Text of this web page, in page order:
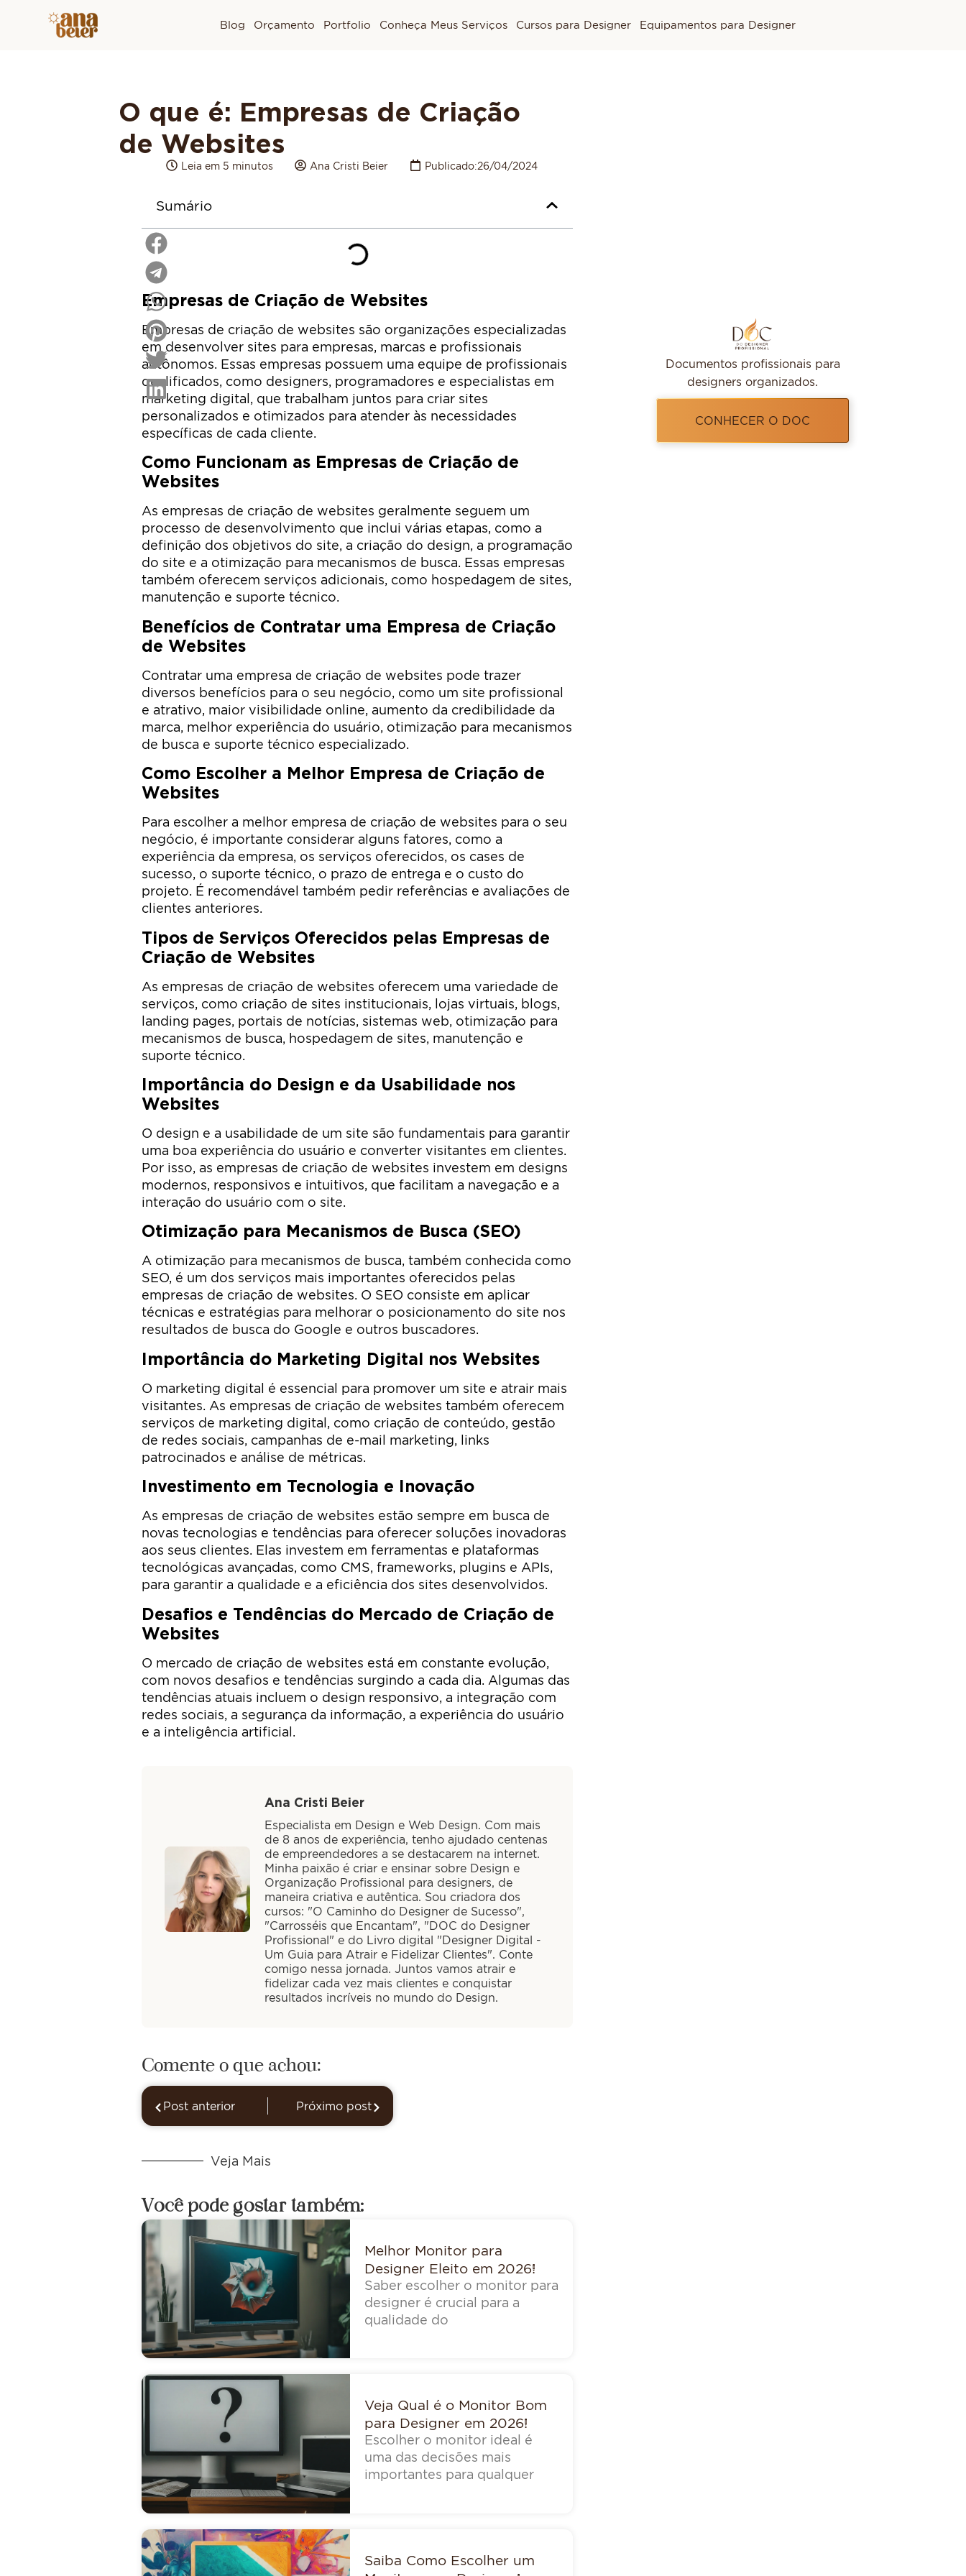
Blog Orçamento Portfolio Conheça Meus Serviços Cursos para Designer Equipamentos para Designer
O que é: Empresas de Criação
de Websites
Leia em 5 minutos Ana Cristi Beier Publicado:26/04/2024
Sumário
Empresas de Criação de Websites
Empresas de criação de websites são organizações especializadas
em desenvolver sites para empresas, marcas e profissionais
autônomos. Essas empresas possuem uma equipe de profissionais
qualificados, como designers, programadores e especialistas em
marketing digital, que trabalham juntos para criar sites
personalizados e otimizados para atender às necessidades
específicas de cada cliente.
Como Funcionam as Empresas de Criação de
Websites
As empresas de criação de websites geralmente seguem um
processo de desenvolvimento que inclui várias etapas, como a
definição dos objetivos do site, a criação do design, a programação
do site e a otimização para mecanismos de busca. Essas empresas
também oferecem serviços adicionais, como hospedagem de sites,
manutenção e suporte técnico.
Benefícios de Contratar uma Empresa de Criação
de Websites
Contratar uma empresa de criação de websites pode trazer
diversos benefícios para o seu negócio, como um site profissional
e atrativo, maior visibilidade online, aumento da credibilidade da
marca, melhor experiência do usuário, otimização para mecanismos
de busca e suporte técnico especializado.
Como Escolher a Melhor Empresa de Criação de
Websites
Para escolher a melhor empresa de criação de websites para o seu
negócio, é importante considerar alguns fatores, como a
experiência da empresa, os serviços oferecidos, os cases de
sucesso, o suporte técnico, o prazo de entrega e o custo do
projeto. É recomendável também pedir referências e avaliações de
clientes anteriores.
Tipos de Serviços Oferecidos pelas Empresas de
Criação de Websites
As empresas de criação de websites oferecem uma variedade de
serviços, como criação de sites institucionais, lojas virtuais, blogs,
landing pages, portais de notícias, sistemas web, otimização para
mecanismos de busca, hospedagem de sites, manutenção e
suporte técnico.
Importância do Design e da Usabilidade nos
Websites
O design e a usabilidade de um site são fundamentais para garantir
uma boa experiência do usuário e converter visitantes em clientes.
Por isso, as empresas de criação de websites investem em designs
modernos, responsivos e intuitivos, que facilitam a navegação e a
interação do usuário com o site.
Otimização para Mecanismos de Busca (SEO)
A otimização para mecanismos de busca, também conhecida como
SEO, é um dos serviços mais importantes oferecidos pelas
empresas de criação de websites. O SEO consiste em aplicar
técnicas e estratégias para melhorar o posicionamento do site nos
resultados de busca do Google e outros buscadores.
Importância do Marketing Digital nos Websites
O marketing digital é essencial para promover um site e atrair mais
visitantes. As empresas de criação de websites também oferecem
serviços de marketing digital, como criação de conteúdo, gestão
de redes sociais, campanhas de e-mail marketing, links
patrocinados e análise de métricas.
Investimento em Tecnologia e Inovação
As empresas de criação de websites estão sempre em busca de
novas tecnologias e tendências para oferecer soluções inovadoras
aos seus clientes. Elas investem em ferramentas e plataformas
tecnológicas avançadas, como CMS, frameworks, plugins e APIs,
para garantir a qualidade e a eficiência dos sites desenvolvidos.
Desafios e Tendências do Mercado de Criação de
Websites
O mercado de criação de websites está em constante evolução,
com novos desafios e tendências surgindo a cada dia. Algumas das
tendências atuais incluem o design responsivo, a integração com
redes sociais, a segurança da informação, a experiência do usuário
e a inteligência artificial.
Ana Cristi Beier
Especialista em Design e Web Design. Com mais
de 8 anos de experiência, tenho ajudado centenas
de empreendedores a se destacarem na internet.
Minha paixão é criar e ensinar sobre Design e
Organização Profissional para designers, de
maneira criativa e autêntica. Sou criadora dos
cursos: "O Caminho do Designer de Sucesso",
"Carrosséis que Encantam", "DOC do Designer
Profissional" e do Livro digital "Designer Digital -
Um Guia para Atrair e Fidelizar Clientes". Conte
comigo nessa jornada. Juntos vamos atrair e
fidelizar cada vez mais clientes e conquistar
resultados incríveis no mundo do Design.
Comente o que achou:
Post anterior Próximo post
Veja Mais
Você pode gostar também:
Melhor Monitor para
Designer Eleito em 2026!
Saber escolher o monitor para
designer é crucial para a
qualidade do
Veja Qual é o Monitor Bom
para Designer em 2026!
Escolher o monitor ideal é
uma das decisões mais
importantes para qualquer
Saiba Como Escolher um
Documentos profissionais para
designers organizados.
CONHECER O DOC